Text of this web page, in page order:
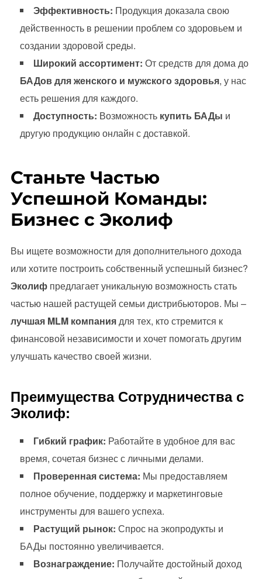
Эффективность: Продукция доказала свою
действенность в решении проблем со здоровьем и
создании здоровой среды.
Широкий ассортимент: От средств для дома до
БАДов для женского и мужского здоровья, у нас
есть решения для каждого.
Доступность: Возможность купить БАДы и
другую продукцию онлайн с доставкой.
Станьте Частью
Успешной Команды:
Бизнес с Эколиф
Вы ищете возможности для дополнительного дохода
или хотите построить собственный успешный бизнес?
Эколифпредлагает уникальную возможность стать
частью нашей растущей семьи дистрибьюторов. Мы –
лучшая MLM компаниядля тех, кто стремится к
финансовой независимости и хочет помогать другим
улучшать качество своей жизни.
Преимущества Сотрудничества с
Эколиф:
Гибкий график: Работайте в удобное для вас
время, сочетая бизнес с личными делами.
Проверенная система: Мы предоставляем
полное обучение, поддержку и маркетинговые
инструменты для вашего успеха.
Растущий рынок: Спрос на экопродукты и
БАДы постоянно увеличивается.
Вознаграждение: Получайте достойный доход